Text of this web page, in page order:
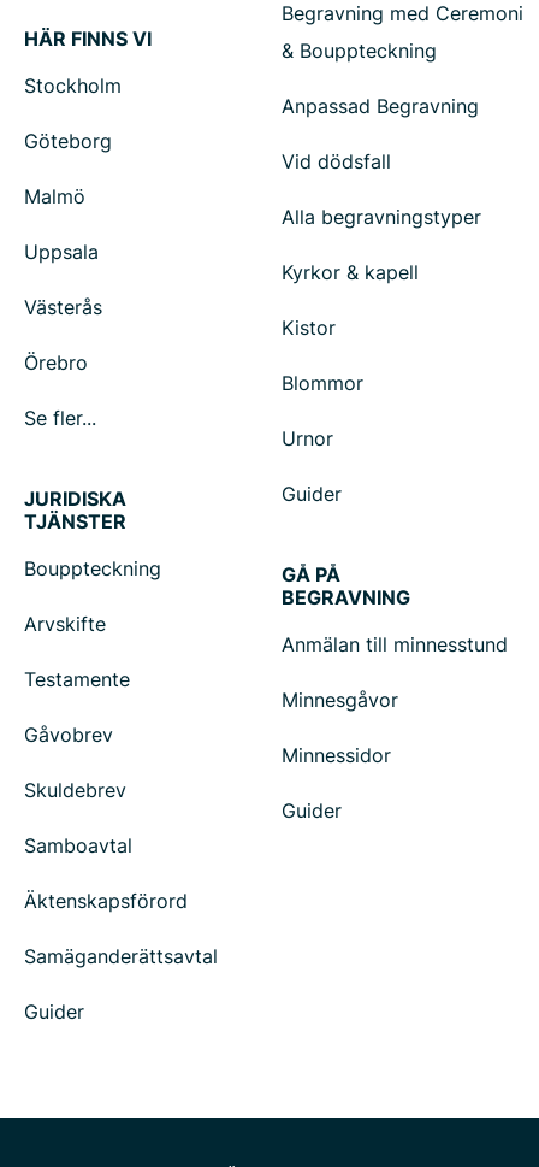
HÄR FINNS VI
Stockholm
Göteborg
Malmö
Uppsala
Västerås
Örebro
Se fler...
Begravning med Ceremoni
& Bouppteckning
Anpassad Begravning
Vid dödsfall
Alla begravningstyper
Kyrkor & kapell
Kistor
Blommor
Urnor
Guider
JURIDISKA
TJÄNSTER
Bouppteckning
Arvskifte
Testamente
Gåvobrev
Skuldebrev
Samboavtal
Äktenskapsförord
Samäganderättsavtal
Guider
GÅ PÅ
BEGRAVNING
Anmälan till minnesstund
Minnesgåvor
Minnessidor
Guider